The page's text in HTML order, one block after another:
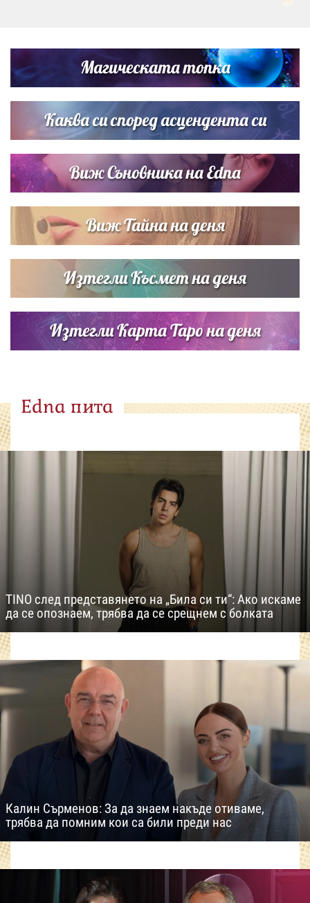
Списъкът е ясен: Джей Ло и Риана във ВИП гостите на
сватбата на Роналдо
Магическата топка
Каква си според асцендента си
Виж Съновника на Edna
Виж Тайна на деня
Изтегли Късмет на деня
Изтегли Карта Таро на деня
Edna пита
TINO след представянето на „Била си ти“: Ако искаме
да се опознаем, трябва да се срещнем с болката
Калин Сърменов: За да знаем накъде отиваме,
трябва да помним кои са били преди нас